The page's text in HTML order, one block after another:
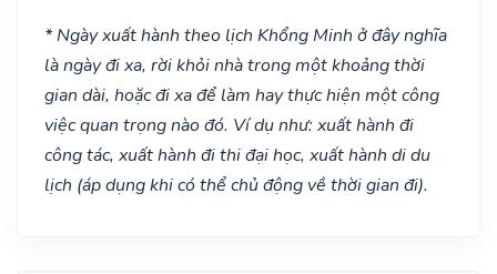
* Ngày xuất hành theo lịch Khổng Minh ở đây nghĩa
là ngày đi xa, rời khỏi nhà trong một khoảng thời
gian dài, hoặc đi xa để làm hay thực hiện một công
việc quan trọng nào đó. Ví dụ như: xuất hành đi
công tác, xuất hành đi thi đại học, xuất hành di du
lịch (áp dụng khi có thể chủ động về thời gian đi).